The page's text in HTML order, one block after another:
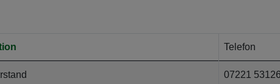
Telefon
07221 53126